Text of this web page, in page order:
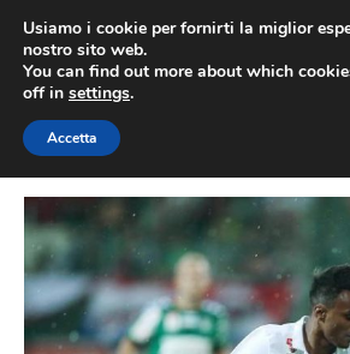
contenuto
Usiamo i cookie per fornirti la miglior
nostro sito web.
You can find out more about which
off in settings.
Accetta